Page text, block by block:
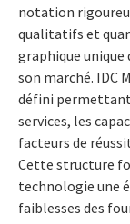
notation
qualitatifs et
graphique unique
son marché. IDC
défini permettant
services, les
facteurs de
Cette structure
technologie une
faiblesses des